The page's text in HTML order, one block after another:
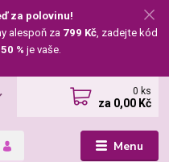
za polovinu!
alespoň za 799 Kč, zadejte kód
50 % je vaše.
Menu
0 ks
za 0,00 Kč